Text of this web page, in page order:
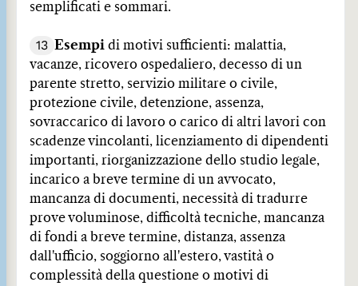
semplificati e sommari.
13 Esempi di motivi sufficienti: malattia,
vacanze, ricovero ospedaliero, decesso di un
parente stretto, servizio militare o civile,
protezione civile, detenzione, assenza,
sovraccarico di lavoro o carico di altri lavori con
scadenze vincolanti, licenziamento di dipendenti
importanti, riorganizzazione dello studio legale,
incarico a breve termine di un avvocato,
mancanza di documenti, necessità di tradurre
prove voluminose, difficoltà tecniche, mancanza
di fondi a breve termine, distanza, assenza
dall'ufficio, soggiorno all'estero, vastità o
complessità della questione o motivi di